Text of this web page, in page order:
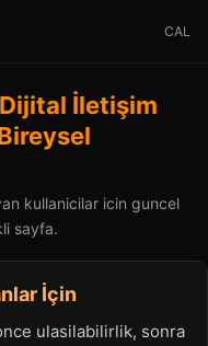
CAL
İletişim
kullanicilar icin guncel
sayfa.
İçin
ulasilabilirlik, sonra